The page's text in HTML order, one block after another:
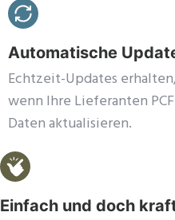
Automatische
Echtzeit-Updates erhalten,
wenn Ihre Lieferanten
Daten aktualisieren.
Einfach und doch